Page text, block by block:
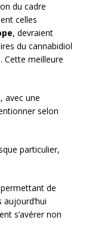
du cadre
celles
, devraient
du cannabidiol
Cette meilleure
avec une
selon
particulier,
de
s’avérer non